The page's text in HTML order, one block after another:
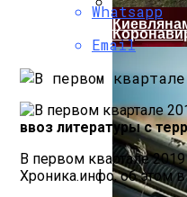
Whatsapp
Email
ввоз литературы с
В первом квартале
Хроника.инфо, об этом